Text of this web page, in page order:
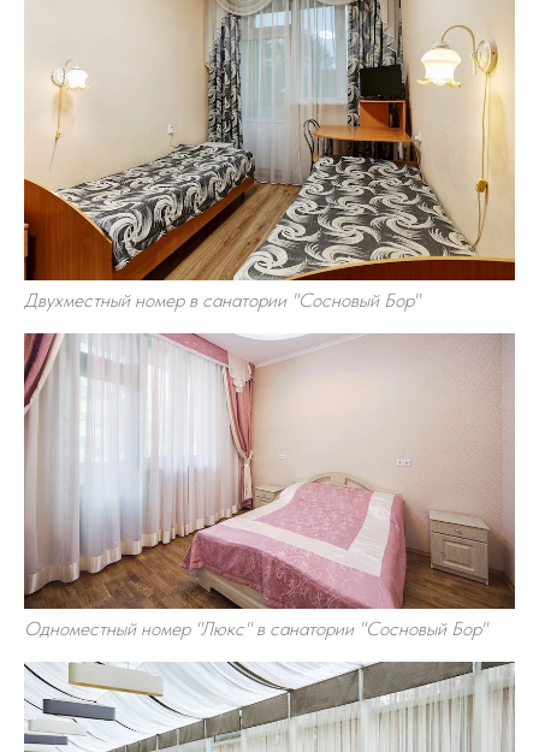
Двухместный номер в санатории "Сосновый Бор"
Одноместный номер "Люкс" в санатории "Сосновый Бор"